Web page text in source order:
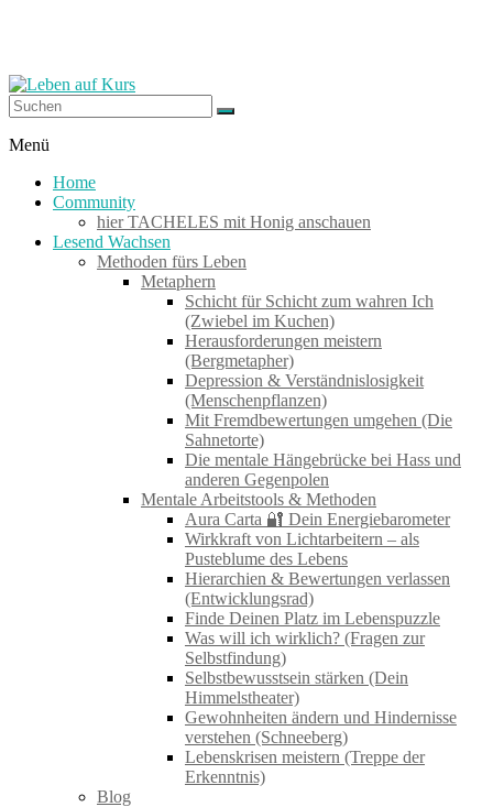
Leben
Kurs
Werkzeuge
Menü
Home
Community
hier TACHELES mit Honig anschauen
Lesend Wachsen
Methoden fürs Leben
Metaphern
Schicht für Schicht zum wahren Ich
(Zwiebel im Kuchen)
Herausforderungen meistern
(Bergmetapher)
Depression & Verständnislosigkeit
(Menschenpflanzen)
Mit Fremdbewertungen umgehen (Die
Sahnetorte)
Die mentale Hängebrücke bei Hass und
anderen Gegenpolen
Mentale Arbeitstools & Methoden
Aura Carta 🔐 Dein Energiebarometer
Wirkkraft von Lichtarbeitern – als
Pusteblume des Lebens
Hierarchien & Bewertungen verlassen
(Entwicklungsrad)
Finde Deinen Platz im Lebenspuzzle
Was will ich wirklich? (Fragen zur
Selbstfindung)
Selbstbewusstsein stärken (Dein
Himmelstheater)
Gewohnheiten ändern und Hindernisse
verstehen (Schneeberg)
Lebenskrisen meistern (Treppe der
Erkenntnis)
Blog